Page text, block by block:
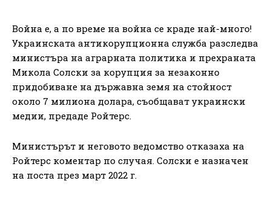
Война е, а по време на война се краде най-много!
Украинската антикорупционна служба разследва
министъра на аграрната политика и прехраната
Микола Солски за корупция за незаконно
придобиване на държавна земя на стойност
около 7 милиона долара, съобщават украински
медии, предаде Ройтерс.
Министърът и неговото ведомство отказаха на
Ройтерс коментар по случая. Солски е назначен
на поста през март 2022 г.